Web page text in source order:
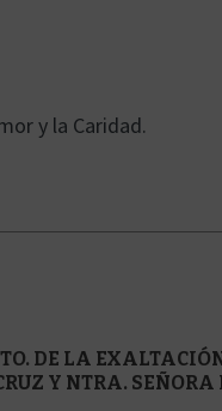
y la Caridad.
DE LA
Y NTRA. SEÑORA